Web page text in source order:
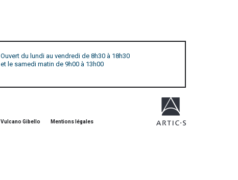
Ouvert du lundi au vendredi de 8h30 à 18h30
et le samedi matin de 9h00 à 13h00
Vulcano Gibello Mentions légales